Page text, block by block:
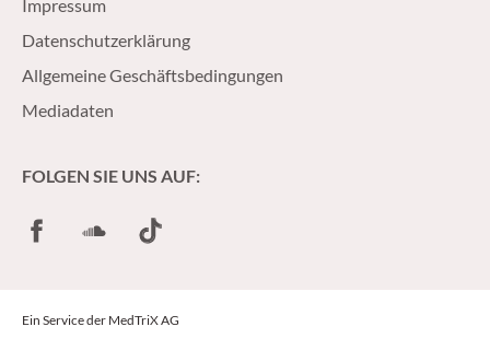
Impressum
Datenschutzerklärung
Allgemeine Geschäftsbedingungen
Mediadaten
FOLGEN SIE UNS AUF:
FacebookSoundCloud
TikTok
Ein Service der MedTriX AG